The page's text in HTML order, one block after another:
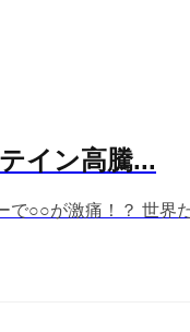
イン高騰...
で○○が激痛！？ 世界